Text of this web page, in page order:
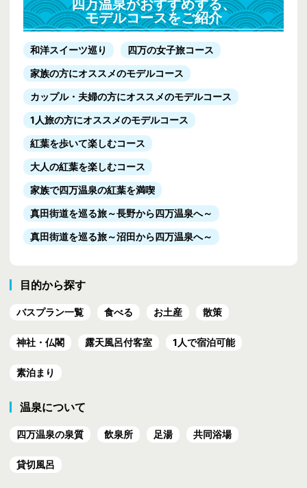
四万温泉がおすすめする、
モデルコースをご紹介
和洋スイーツ巡り
四万の女子旅コース
家族の方にオススメのモデルコース
カップル・夫婦の方にオススメのモデルコース
1人旅の方にオススメのモデルコース
紅葉を歩いて楽しむコース
大人の紅葉を楽しむコース
家族で四万温泉の紅葉を満喫
真田街道を巡る旅～長野から四万温泉へ～
真田街道を巡る旅～沼田から四万温泉へ～
目的から探す
バスプラン一覧 食べる お土産 散策
神社・仏閣 露天風呂付客室 1人で宿泊可能
素泊まり
温泉について
四万温泉の泉質 飲泉所 足湯 共同浴場
貸切風呂